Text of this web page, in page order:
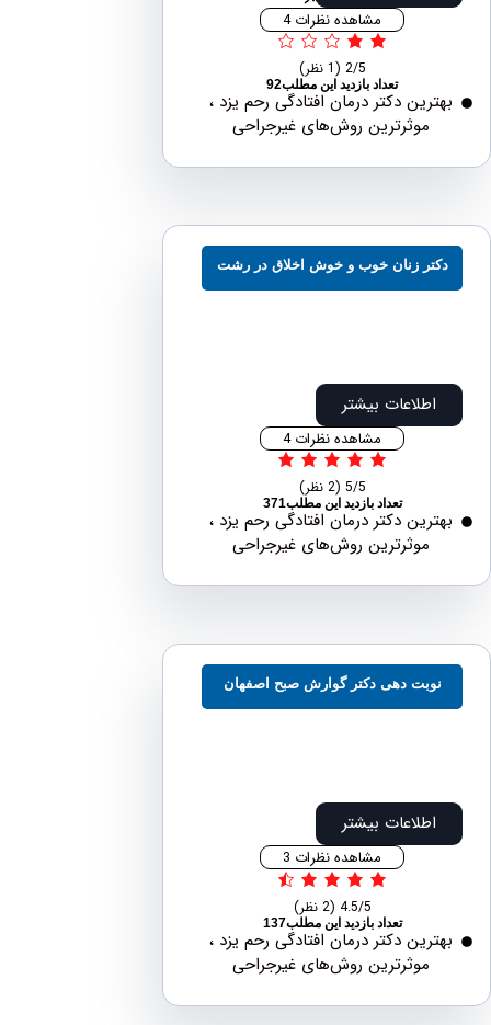
مشاهده نظرات 4
تعداد بازدید این مطلب92
دکتر درمان افتادگی رحم یزد ،
موثرترین روش‌های غیرجراحی
زنان خوب و خوش اخلاق در رشت
بیشتر
مشاهده نظرات 4
تعداد بازدید این مطلب371
دکتر درمان افتادگی رحم یزد ،
موثرترین روش‌های غیرجراحی
دهی دکتر گوارش صبح اصفهان
بیشتر
مشاهده نظرات 3
تعداد بازدید این مطلب137
دکتر درمان افتادگی رحم یزد ،
موثرترین روش‌های غیرجراحی